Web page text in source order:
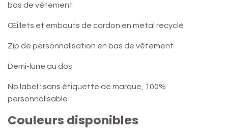
bas de vêtement
Œillets et embouts de cordon en métal recyclé
Zip de personnalisation en bas de vêtement
Demi-lune au dos
No label : sans étiquette de marque, 100%
personnalisable
Couleurs disponibles